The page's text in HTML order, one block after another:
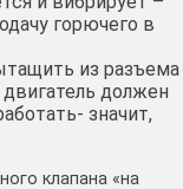
горючего в
из разъема
должен
значит,
клапана «на